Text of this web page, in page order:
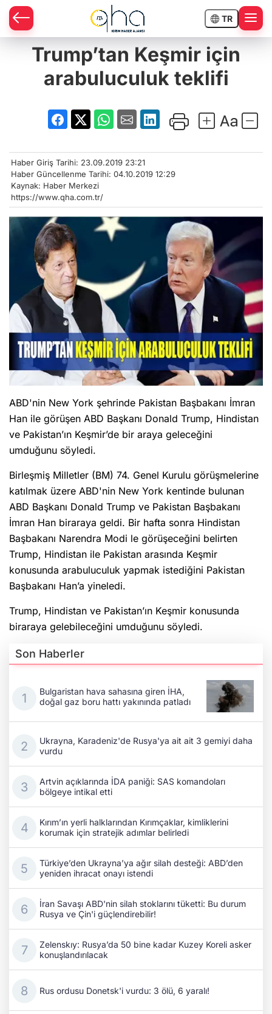
TR
Trump’tan Keşmir için
arabuluculuk teklifi
Haber Giriş Tarihi: 23.09.2019 23:21
Haber Güncellenme Tarihi: 04.10.2019 12:29
Kaynak: Haber Merkezi
https://www.qha.com.tr/
ABD'nin New York şehrinde Pakistan Başbakanı İmran
Han ile görüşen ABD Başkanı Donald Trump, Hindistan
ve Pakistan’ın Keşmir’de bir araya geleceğini
umduğunu söyledi.
Birleşmiş Milletler (BM) 74. Genel Kurulu görüşmelerine
katılmak üzere ABD'nin New York kentinde bulunan
ABD Başkanı Donald Trump ve Pakistan Başbakanı
İmran Han biraraya geldi. Bir hafta sonra Hindistan
Başbakanı Narendra Modi le görüşeceğini belirten
Trump, Hindistan ile Pakistan arasında Keşmir
konusunda arabuluculuk yapmak istediğini Pakistan
Başbakanı Han’a yineledi.
Trump, Hindistan ve Pakistan’ın Keşmir konusunda
biraraya gelebileceğini umduğunu söyledi.
Son Haberler
Bulgaristan hava sahasına giren İHA,
doğal gaz boru hattı yakınında patladı
Ukrayna, Karadeniz'de Rusya'ya ait ait 3 gemiyi daha
vurdu
Artvin açıklarında İDA paniği: SAS komandoları
bölgeye intikal etti
Kırım’ın yerli halklarından Kırımçaklar, kimliklerini
korumak için stratejik adımlar belirledi
Türkiye’den Ukrayna’ya ağır silah desteği: ABD’den
yeniden ihracat onayı istendi
İran Savaşı ABD'nin silah stoklarını tüketti: Bu durum
Rusya ve Çin'i güçlendirebilir!
Zelenskıy: Rusya’da 50 bine kadar Kuzey Koreli asker
konuşlandırılacak
Rus ordusu Donetsk'i vurdu: 3 ölü, 6 yaralı!